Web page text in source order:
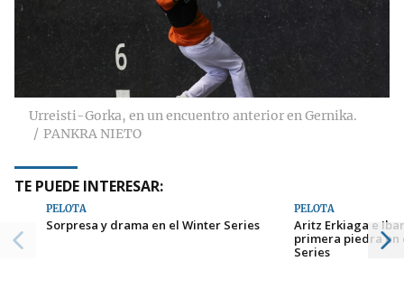
Urreisti-Gorka, en un encuentro anterior en Gernika.
PANKRA NIETO
TE PUEDE INTERESAR:
PELOTA
Sorpresa y drama en el Winter Series
PELOTA
Aritz Erkiaga e
primera piedra en
Series